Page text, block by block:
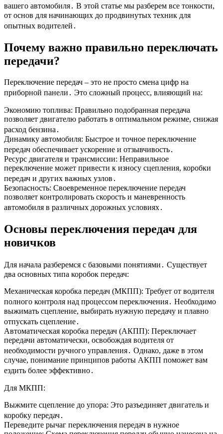
вашего автомобиля․ В этой статье мы разберем все тонкости,
от основ для начинающих до продвинутых техник для
опытных водителей․
Почему важно правильно переключать
передачи?
Переключение передач – это не просто смена цифр на
приборной панели․ Это сложный процесс, влияющий на:
Экономию топлива: Правильно подобранная передача
позволяет двигателю работать в оптимальном режиме, снижая
расход бензина․
Динамику автомобиля: Быстрое и точное переключение
передач обеспечивает ускорение и отзывчивость․
Ресурс двигателя и трансмиссии: Неправильное
переключение может привести к износу сцепления, коробки
передач и других важных узлов․
Безопасность: Своевременное переключение передач
позволяет контролировать скорость и маневренность
автомобиля в различных дорожных условиях․
Основы переключения передач для
новичков
Для начала разберемся с базовыми понятиями․ Существует
два основных типа коробок передач:
Механическая коробка передач (МКПП): Требует от водителя
полного контроля над процессом переключения․ Необходимо
выжимать сцепление, выбирать нужную передачу и плавно
отпускать сцепление․
Автоматическая коробка передач (АКПП): Переключает
передачи автоматически, освобождая водителя от
необходимости ручного управления․ Однако, даже в этом
случае, понимание принципов работы АКПП поможет вам
ездить более эффективно․
Для МКПП:
Выжмите сцепление до упора: Это разъединяет двигатель и
коробку передач․
Переведите рычаг переключения передач в нужное